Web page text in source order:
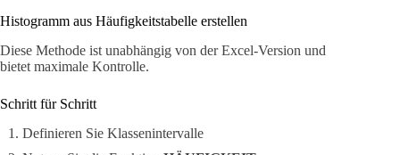
Histogramm aus Häufigkeitstabelle erstellen
Diese Methode ist unabhängig von der Excel-Version und
bietet maximale Kontrolle.
Schritt für Schritt
Definieren Sie Klassenintervalle